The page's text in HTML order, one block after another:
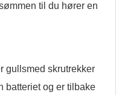
til du hører en
gullsmed skrutrekker
batteriet og er tilbake